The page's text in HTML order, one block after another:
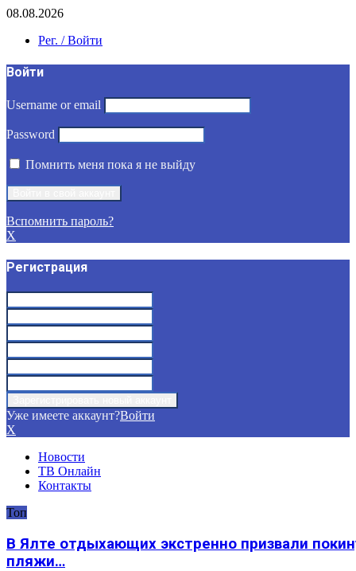
08.08.2026
Рег. / Войти
Войти
Username or email
Password
Помнить меня пока я не выйду
Вспомнить пароль?
X
Регистрация
Уже имеете аккаунт?Войти
X
Новости
ТВ Онлайн
Контакты
Топ
В Ялте отдыхающих экстренно призвали
пляжи…